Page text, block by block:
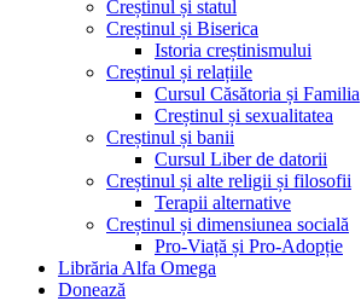
Creștinul și statul
Creștinul și Biserica
Istoria creștinismului
Creștinul și relațiile
Cursul Căsătoria și Familia
Creștinul și sexualitatea
Creștinul și banii
Cursul Liber de datorii
Creștinul și alte religii și filosofii
Terapii alternative
Creștinul și dimensiunea socială
Pro-Viață și Pro-Adopție
Librăria Alfa Omega
Donează